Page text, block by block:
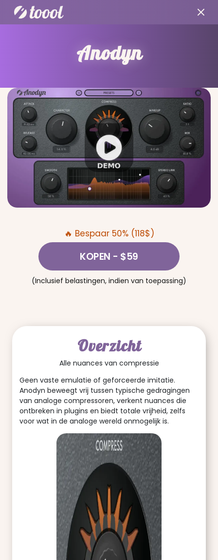
Anodyn
🔥 Bespaar 50% (118$)
KOPEN - $59
(Inclusief belastingen, indien van toepassing)
Overzicht
Alle nuances van compressie
Geen vaste emulatie of geforceerde imitatie.
Anodyn beweegt vrij tussen typische gedragingen
van analoge compressoren, verkent nuances die
ontbreken in plugins en biedt totale vrijheid, zelfs
voor wat in de analoge wereld onmogelijk is.